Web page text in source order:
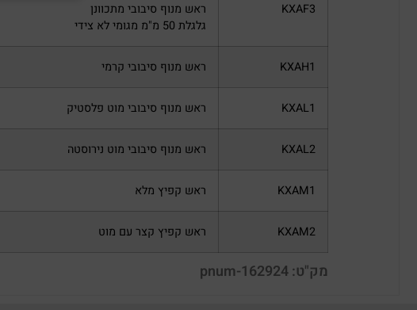
KXAF3
ראש מנוף סיבובי מתכוונן
גלגלת 50 מ"מ מגומי לא צידי
KXAH1 ראש מנוף סיבובי קרמי
KXAL1 ראש מנוף סיבובי מוט פלסטיק
KXAL2 ראש מנוף סיבובי מוט נירוסטה
KXAM1 ראש קפיץ מלא
KXAM2 ראש קפיץ קצר עם מוט
מק"ט: pnum-162924